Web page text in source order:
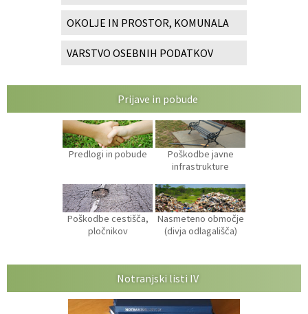
OKOLJE IN PROSTOR, KOMUNALA
VARSTVO OSEBNIH PODATKOV
Prijave in pobude
Predlogi in pobude
Poškodbe javne
infrastrukture
Poškodbe cestišča,
pločnikov
Nasmeteno območje
(divja odlagališča)
Notranjski listi IV